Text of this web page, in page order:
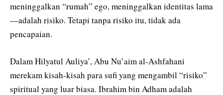
meninggalkan “rumah” ego, meninggalkan identitas lama
—adalah risiko. Tetapi tanpa risiko itu, tidak ada
pencapaian.
Dalam Hilyatul Auliya’, Abu Nu’aim al-Ashfahani
merekam kisah-kisah para sufi yang mengambil “risiko”
spiritual yang luar biasa. Ibrahim bin Adham adalah